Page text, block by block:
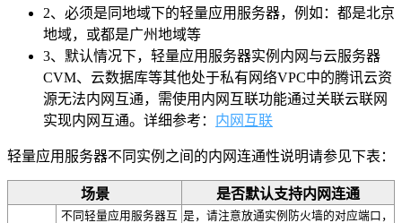
2、必须是同地域下的轻量应用服务器，例如：都是北京
地域，或都是广州地域等
3、默认情况下，轻量应用服务器实例内网与云服务器
CVM、云数据库等其他处于私有网络VPC中的腾讯云资
源无法内网互通，需使用内网互联功能通过关联云联网
实现内网互通。详细参考： 内网互联
轻量应用服务器不同实例之间的内网连通性说明请参见下表：
场景 是否默认支持内网连通
不同轻量应用服务器互 是，请注意放通实例防火墙的对应端口，